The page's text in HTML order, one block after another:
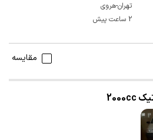
تهران-هروی
2 ساعت پیش
مقایسه